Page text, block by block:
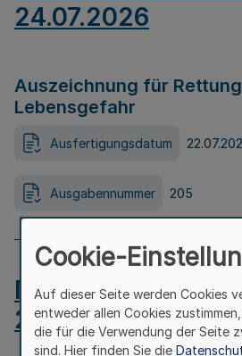
24.07.2026
Auszeichnung für
Lebensgefahr
Ausfertigungsdatum
Ausgabennummer 205
MB.NRW 2026
24.07.2026
Cookie-
Auf dieser Seite werden Cookies
entweder allen Cookies
die für die Verwendung der Seite
sind. Hier finden Sie die